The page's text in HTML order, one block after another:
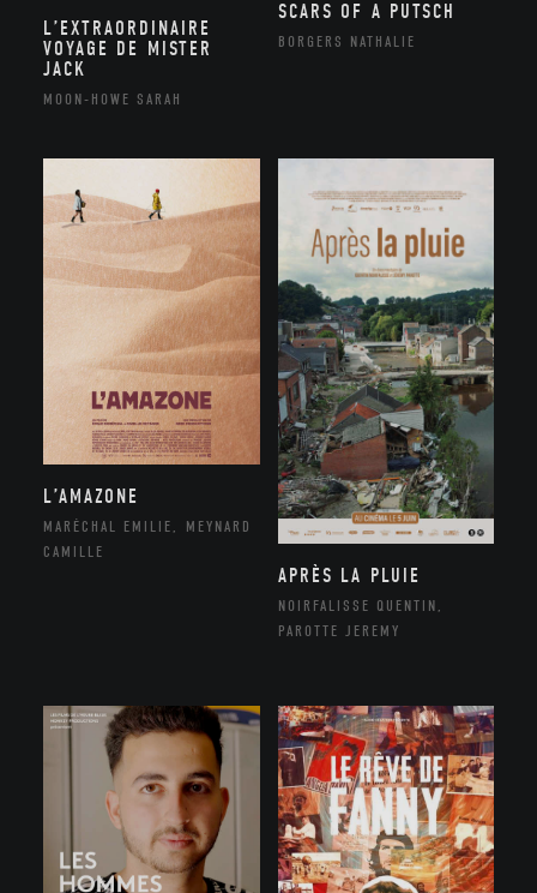
L’EXTRAORDINAIRE
VOYAGE DE MISTER
JACK
MOON-HOWE SARAH
SCARS OF A PUTSCH
BORGERS NATHALIE
L’AMAZONE
MARÉCHAL EMILIE, MEYNARD
CAMILLE
APRÈS LA PLUIE
NOIRFALISSE QUENTIN,
PAROTTE JEREMY